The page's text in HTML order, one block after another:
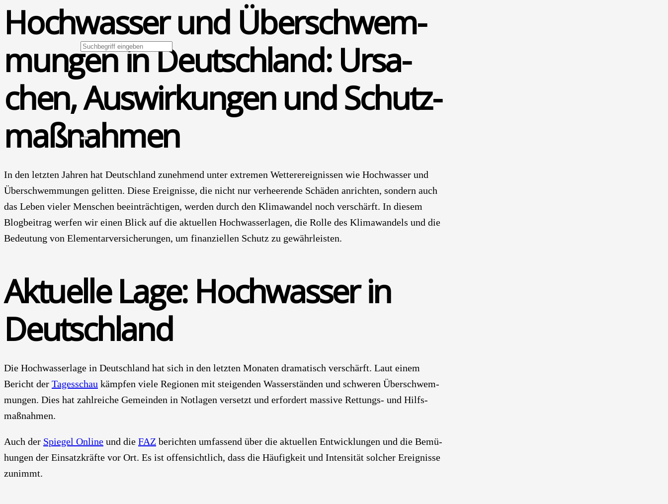
Hoch­was­ser und Über­schwem­
mun­gen in Deutsch­land: Ursa­
chen, Aus­wir­kun­gen und Schutz­
maß­nah­men
In den letz­ten Jah­ren hat Deutsch­land zuneh­mend unter extre­men Wet­ter­ereig­nis­sen wie Hoch­was­ser und
Über­schwem­mun­gen gelit­ten. Die­se Ereig­nis­se, die nicht nur ver­hee­ren­de Schä­den anrich­ten, son­dern auch
das Leben vie­ler Men­schen beein­träch­ti­gen, wer­den durch den Kli­ma­wan­del noch ver­schärft. In die­sem
Blog­bei­trag wer­fen wir einen Blick auf die aktu­el­len Hoch­was­ser­la­gen, die Rol­le des Kli­ma­wan­dels und die
Bedeu­tung von Ele­men­tar­ver­si­che­run­gen, um finan­zi­el­len Schutz zu gewähr­leis­ten.
Aktu­el­le Lage: Hoch­was­ser in
Deutsch­land
Die Hoch­was­ser­la­ge in Deutsch­land hat sich in den letz­ten Mona­ten dra­ma­tisch ver­schärft. Laut einem
Bericht der Tages­schau kämp­fen vie­le Regio­nen mit stei­gen­den Was­ser­stän­den und schwe­ren Über­schwem­
mun­gen. Dies hat zahl­rei­che Gemein­den in Not­la­gen ver­setzt und erfor­dert mas­si­ve Ret­tungs- und Hilfs­
maß­nah­men.
Auch der Spie­gel Online und die FAZ berich­ten umfas­send über die aktu­el­len Ent­wick­lun­gen und die Bemü­
hun­gen der Ein­satz­kräf­te vor Ort. Es ist offen­sicht­lich, dass die Häu­fig­keit und Inten­si­tät sol­cher Ereig­nis­se
zunimmt.